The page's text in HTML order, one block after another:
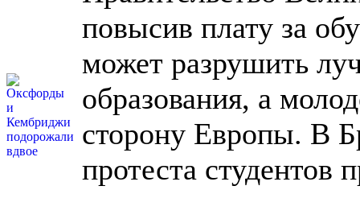
повысив плату за
может разрушить
образования, а
сторону Европы. В
протеста студентов